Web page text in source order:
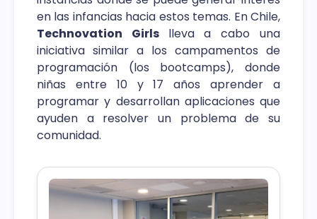
en las infancias hacia estos temas. En Chile,
Technovation Girls lleva a cabo una
iniciativa similar a los campamentos de
programación (los bootcamps), donde
niñas entre 10 y 17 años aprender a
programar y desarrollan aplicaciones que
ayuden a resolver un problema de su
comunidad.